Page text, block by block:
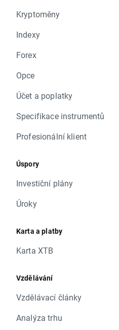
Kryptoměny
Indexy
Forex
Opce
Účet a poplatky
Specifikace instrumentů
Profesionální klient
Úspory
Investiční plány
Úroky
Karta a platby
Karta XTB
Vzdělávání
Vzdělávací články
Analýza trhu